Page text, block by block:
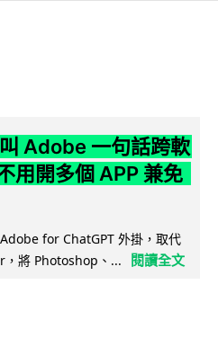
Adobe 一句話跨軟
用開多個 APP 兼免
for ChatGPT 外掛，取代
將 Photoshop、...
閱讀全文